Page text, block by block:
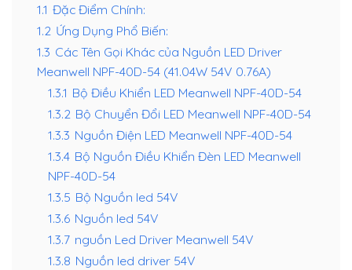
1.1 Đặc Điểm Chính:
1.2 Ứng Dụng Phổ Biến:
1.3 Các Tên Gọi Khác của Nguồn LED Driver
Meanwell NPF-40D-54 (41.04W 54V 0.76A)
1.3.1 Bộ Điều Khiển LED Meanwell NPF-40D-54
1.3.2 Bộ Chuyển Đổi LED Meanwell NPF-40D-54
1.3.3 Nguồn Điện LED Meanwell NPF-40D-54
1.3.4 Bộ Nguồn Điều Khiển Đèn LED Meanwell
NPF-40D-54
1.3.5 Bộ Nguồn led 54V
1.3.6 Nguồn led 54V
1.3.7 nguồn Led Driver Meanwell 54V
1.3.8 Nguồn led driver 54V